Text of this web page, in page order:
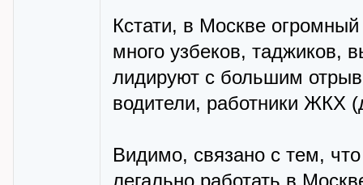
Кстати, в Москве
много узбеков, таджиков,
лидируют с большим
водители, работники ЖКХ
Видимо, связано с тем,